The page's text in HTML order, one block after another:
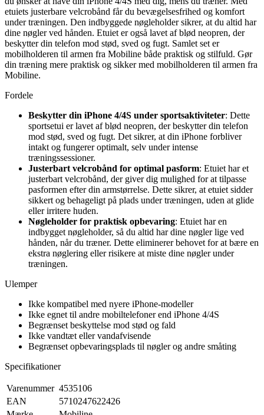
etuiets justerbare velcrobånd får du bevægelsesfrihed og komfort
under træningen. Den indbyggede nøgleholder sikrer, at du altid har
dine nøgler ved hånden. Etuiet er også lavet af blød neopren, der
beskytter din telefon mod stød, sved og fugt. Samlet set er
mobilholderen til armen fra Mobiline både praktisk og stilfuld. Gør
din træning mere praktisk og sikker med mobilholderen til armen fra
Mobiline.
Fordele
Beskytter din iPhone 4/4S under sportsaktiviteter: Dette
sportsetui er lavet af blød neopren, der beskytter din telefon
mod stød, sved og fugt. Det sikrer, at din iPhone forbliver
intakt og fungerer optimalt, selv under intense
træningssessioner.
Justerbart velcrobånd for optimal pasform: Etuiet har et
justerbart velcrobånd, der giver dig mulighed for at tilpasse
pasformen efter din armstørrelse. Dette sikrer, at etuiet sidder
sikkert og behageligt på plads under træningen, uden at glide
eller irritere huden.
Nøgleholder for praktisk opbevaring: Etuiet har en
indbygget nøgleholder, så du altid har dine nøgler lige ved
hånden, når du træner. Dette eliminerer behovet for at bære en
ekstra nøglering eller risikere at miste dine nøgler under
træningen.
Ulemper
Ikke kompatibel med nyere iPhone-modeller
Ikke egnet til andre mobiltelefoner end iPhone 4/4S
Begrænset beskyttelse mod stød og fald
Ikke vandtæt eller vandafvisende
Begrænset opbevaringsplads til nøgler og andre småting
Specifikationer
Varenummer 4535106
EAN
5710247622426